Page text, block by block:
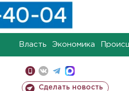
Власть Экономика
Сделать новость